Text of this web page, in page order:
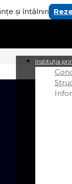
și întâlniri
Instituția